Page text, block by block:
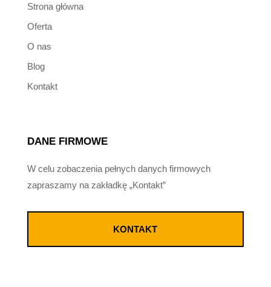
Strona główna
Oferta
O nas
Blog
Kontakt
DANE FIRMOWE
W celu zobaczenia pełnych danych firmowych
zapraszamy na zakładkę „Kontakt”
KONTAKT